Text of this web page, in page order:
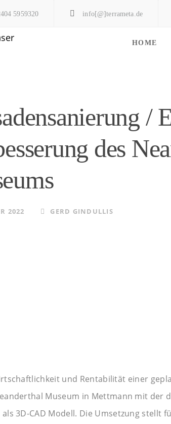
5959320 info[@]terrameta.de
HOME
/
des
2022 GERD GINDULLIS
und Rentabilität einer
Museum in Mettmann mit der
als 3D-CAD Modell. Die Umsetzung